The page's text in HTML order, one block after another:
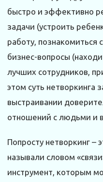
быстро и эффективно
задачи (устроить
работу, познакомиться
бизнес-вопросы
лучших сотрудников,
этом суть нетворкинга
выстраивании
отношений с людьми и
Попросту нетворкинг –
называли словом
инструмент, которым